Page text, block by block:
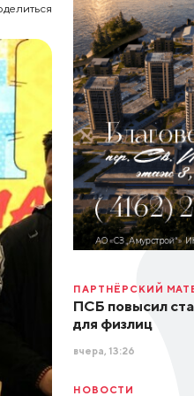
ПАРТНЁРСКИЙ
ПСБ повысил
для физлиц
вчера, 13:26
НОВОСТИ